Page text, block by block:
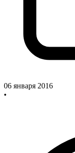
06 января 2016
•